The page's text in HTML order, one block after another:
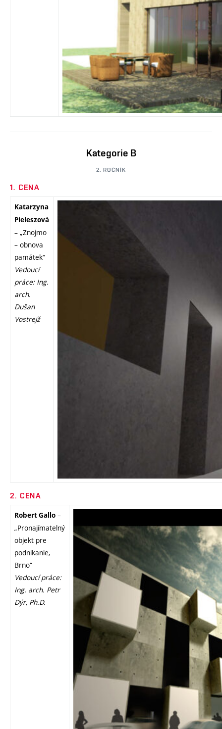
Kategorie B
2. ROČNÍK
1. CENA
Katarzyna
Pieleszová
– „Znojmo
– obnova
památek“
Vedoucí
práce: Ing.
arch.
Dušan
Vostrejž
2. CENA
Robert Gallo –
„Pronajímatelný
objekt pre
podnikanie,
Brno“
Vedoucí práce:
Ing. arch. Petr
Dýr, Ph.D.